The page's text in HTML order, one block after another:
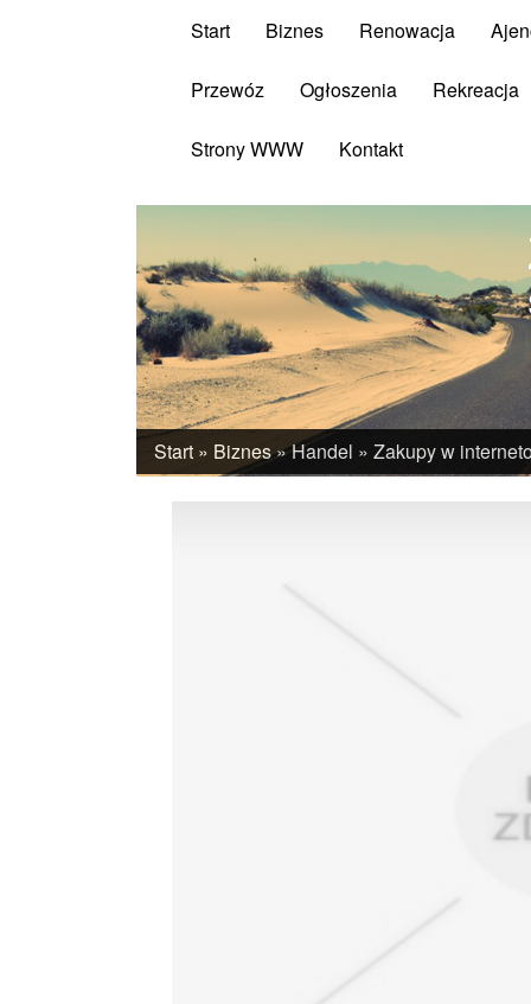
Start Biznes Renowacja
Przewóz Ogłoszenia Rekreacja
Strony WWW Kontakt
Start » Biznes»Handel » Zakupy w